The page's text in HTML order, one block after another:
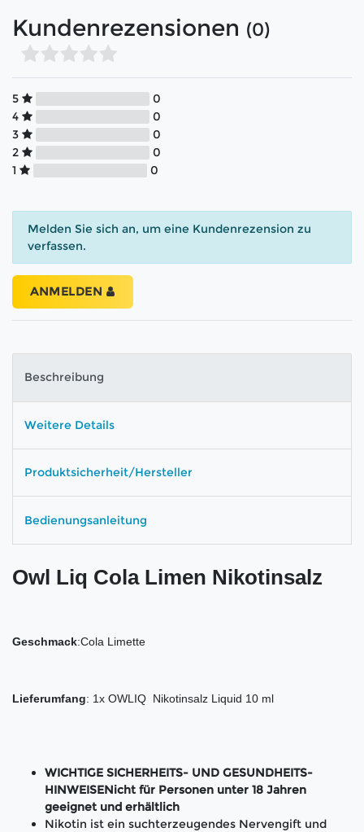
Kundenrezensionen (0)
5
0
4
0
3
0
2
0
1
0
Melden Sie sich an, um eine Kundenrezension zu
verfassen.
ANMELDEN
Beschreibung
Weitere Details
Produktsicherheit/Hersteller
Bedienungsanleitung
Owl Liq Cola Limen Nikotinsalz
Geschmack:Cola Limette
Lieferumfang: 1x OWLIQ Nikotinsalz Liquid 10 ml
WICHTIGE SICHERHEITS- UND GESUNDHEITS-
HINWEISENicht für Personen unter 18 Jahren
geeignet und erhältlich
Nikotin ist ein suchterzeugendes Nervengift und